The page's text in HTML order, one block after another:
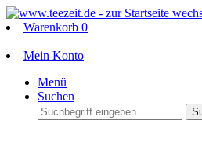
Warenkorb 0
Mein Konto
Menü
Suchen